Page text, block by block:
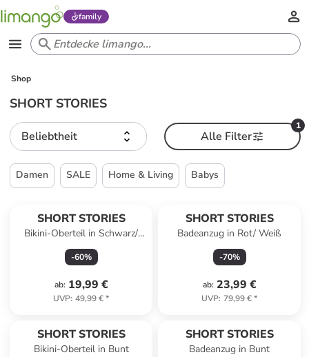
family
Shop
SHORT STORIES
Beliebtheit
1
Alle Filter
Damen SALE Home & Living Babys
SHORT STORIES
Bikini-Oberteil in Schwarz/
Creme
-60%
ab: 19,99 €
UVP: 49,99 €*
SHORT STORIES
Badeanzug in Rot/ Weiß
-70%
ab: 23,99 €
UVP: 79,99 €*
SHORT STORIES
Bikini-Oberteil in Bunt
SHORT STORIES
Badeanzug in Bunt